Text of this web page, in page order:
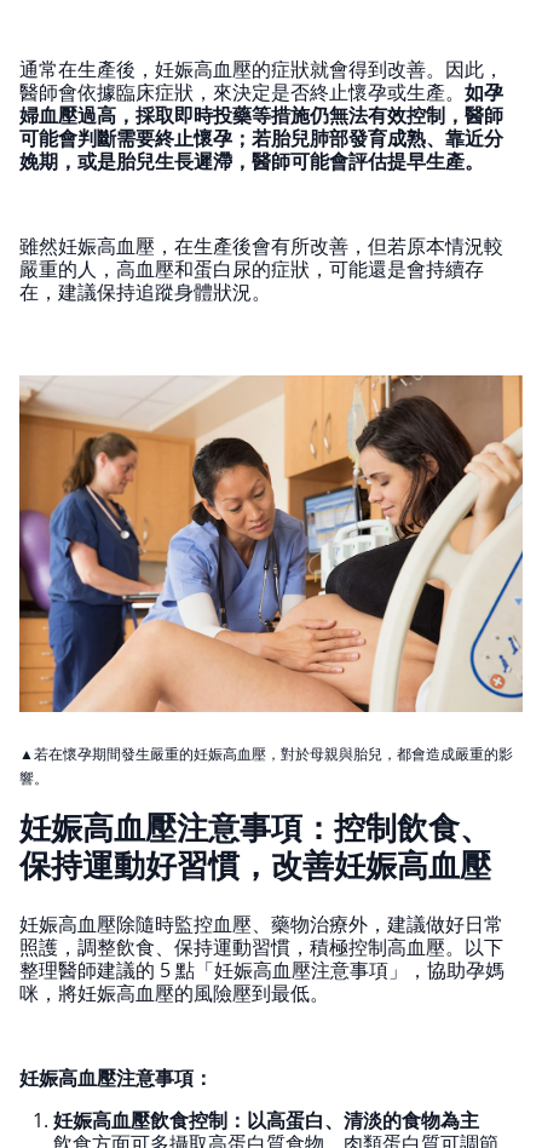
通常在生產後，妊娠高血壓的症狀就會得到改善。因此，
醫師會依據臨床症狀，來決定是否終止懷孕或生產。 如孕
婦血壓過高，採取即時投藥等措施仍無法有效控制，醫師
可能會判斷需要終止懷孕；若胎兒肺部發育成熟、靠近分
娩期，或是胎兒生長遲滯，醫師可能會評估提早生產。
雖然妊娠高血壓，在生產後會有所改善，但若原本情況較
嚴重的人，高血壓和蛋白尿的症狀，可能還是會持續存
在，建議保持追蹤身體狀況。
▲若在懷孕期間發生嚴重的妊娠高血壓，對於母親與胎兒，都會造成嚴重的影
響。
妊娠高血壓注意事項：控制飲食、
保持運動好習慣，改善妊娠高血壓
妊娠高血壓除隨時監控血壓、藥物治療外，建議做好日常
照護，調整飲食、保持運動習慣，積極控制高血壓。以下
整理醫師建議的 5 點「妊娠高血壓注意事項」，協助孕媽
咪，將妊娠高血壓的風險壓到最低。
妊娠高血壓注意事項：
妊娠高血壓飲食控制：以高蛋白、清淡的食物為主